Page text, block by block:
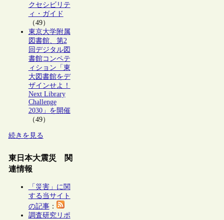
クセシビリテ
ィ・ガイド
（49）
東京大学附属
図書館、第2
回デジタル図
書館コンペテ
ィション「東
大図書館をデ
ザインせよ！
Next Library
Challenge
2030」を開催
（49）
続きを見る
東日本大震災 関
連情報
「災害」に関
する当サイト
の記事：
調査研究リポ